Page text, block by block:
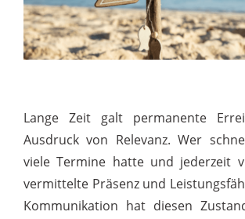
Lange Zeit galt permanente
Ausdruck von Relevanz. Wer
viele Termine hatte und jederzeit
vermittelte Präsenz und
Kommunikation hat diesen